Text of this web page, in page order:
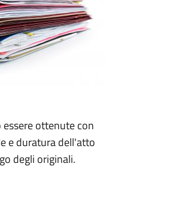
ottenute con
e duratura dell'atto
degli originali.